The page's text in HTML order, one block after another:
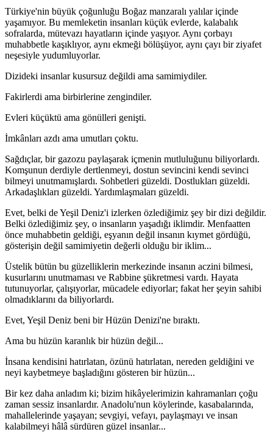
Türkiye'nin büyük çoğunluğu Boğaz manzaralı yalılar içinde
yaşamıyor. Bu memleketin insanları küçük evlerde, kalabalık
sofralarda, mütevazı hayatların içinde yaşıyor. Aynı çorbayı
muhabbetle kaşıklıyor, aynı ekmeği bölüşüyor, aynı çayı bir ziyafet
neşesiyle yudumluyorlar.
Dizideki insanlar kusursuz değildi ama samimiydiler.
Fakirlerdi ama birbirlerine zengindiler.
Evleri küçüktü ama gönülleri genişti.
İmkânları azdı ama umutları çoktu.
Sağdıçlar, bir gazozu paylaşarak içmenin mutluluğunu biliyorlardı.
Komşunun derdiyle dertlenmeyi, dostun sevincini kendi sevinci
bilmeyi unutmamışlardı. Sohbetleri güzeldi. Dostlukları güzeldi.
Arkadaşlıkları güzeldi. Yardımlaşmaları güzeldi.
Evet, belki de Yeşil Deniz'i izlerken özlediğimiz şey bir dizi değildir.
Belki özlediğimiz şey, o insanların yaşadığı iklimdir. Menfaatten
önce muhabbetin geldiği, eşyanın değil insanın kıymet gördüğü,
gösterişin değil samimiyetin değerli olduğu bir iklim...
Üstelik bütün bu güzelliklerin merkezinde insanın aczini bilmesi,
kusurlarını unutmaması ve Rabbine şükretmesi vardı. Hayata
tutunuyorlar, çalışıyorlar, mücadele ediyorlar; fakat her şeyin sahibi
olmadıklarını da biliyorlardı.
Evet, Yeşil Deniz beni bir Hüzün Denizi'ne bıraktı.
Ama bu hüzün karanlık bir hüzün değil...
İnsana kendisini hatırlatan, özünü hatırlatan, nereden geldiğini ve
neyi kaybetmeye başladığını gösteren bir hüzün...
Bir kez daha anladım ki; bizim hikâyelerimizin kahramanları çoğu
zaman sessiz insanlardır. Anadolu'nun köylerinde, kasabalarında,
mahallelerinde yaşayan; sevgiyi, vefayı, paylaşmayı ve insan
kalabilmeyi hâlâ sürdüren güzel insanlar...